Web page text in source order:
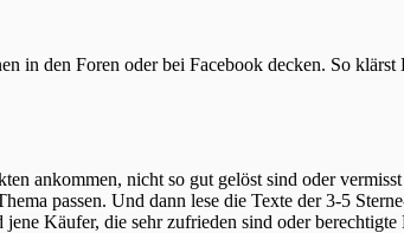
in den Foren oder bei Facebook decken. So
ankommen, nicht so gut gelöst sind oder
passen. Und dann lese die Texte der 3-5
Käufer, die sehr zufrieden sind oder